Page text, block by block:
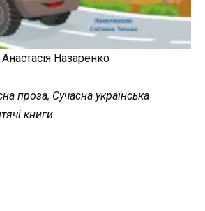
Назаренко
проза, Сучасна українська
книги